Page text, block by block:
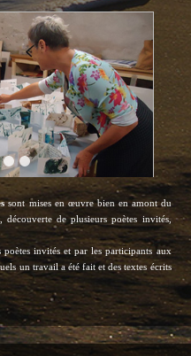
sont mises en œuvre bien en amont du
de plusieurs poètes invités,
invités et par les participants aux
un travail a été fait et des textes écrits